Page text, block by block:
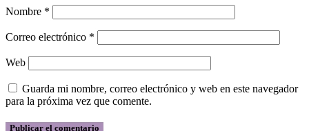
Nombre *
Correo electrónico *
Web
Guarda mi nombre, correo electrónico y web en este navegador
para la próxima vez que comente.